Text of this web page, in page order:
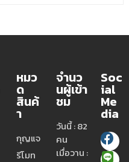
หมว
ด
สินค้
า
กุญแจ
รีโมท
จำนว
นผู้เข้า
ชม
วันนี้ : 82
คน
เมื่อวาน :
Soc
ial
Me
dia